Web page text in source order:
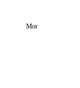
Mor